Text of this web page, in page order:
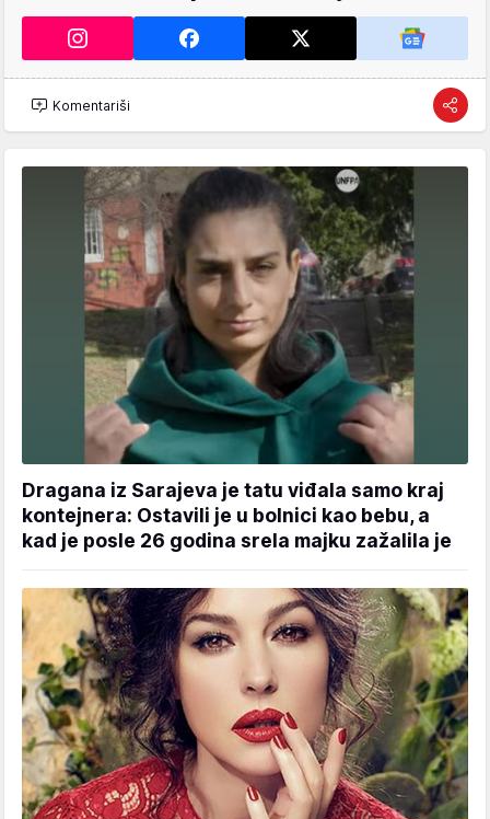
Komentariši
Dragana iz Sarajeva je tatu viđala samo kraj
kontejnera: Ostavili je u bolnici kao bebu, a
kad je posle 26 godina srela majku zažalila je